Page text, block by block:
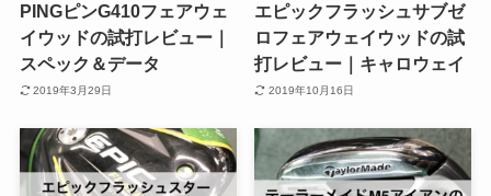
PINGピンG410フェアウェ
イウッドの試打レビュー｜
スペック＆データ
2019年3月29日
エピックフラッシュサブゼ
ロフェアウェイウッドの試
打レビュー｜キャロウェイ
2019年10月16日